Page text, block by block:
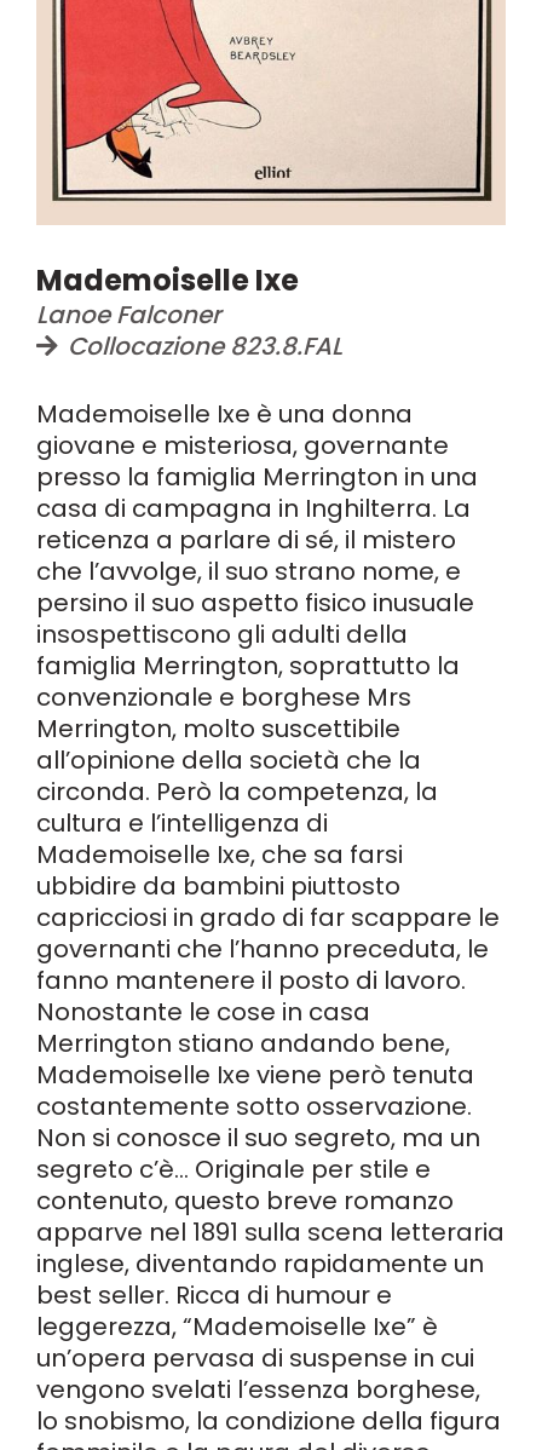
Mademoiselle Ixe
Lanoe Falconer
Collocazione 823.8.FAL
Mademoiselle Ixe è una donna
giovane e misteriosa, governante
presso la famiglia Merrington in una
casa di campagna in Inghilterra. La
reticenza a parlare di sé, il mistero
che l’avvolge, il suo strano nome, e
persino il suo aspetto fisico inusuale
insospettiscono gli adulti della
famiglia Merrington, soprattutto la
convenzionale e borghese Mrs
Merrington, molto suscettibile
all’opinione della società che la
circonda. Però la competenza, la
cultura e l’intelligenza di
Mademoiselle Ixe, che sa farsi
ubbidire da bambini piuttosto
capricciosi in grado di far scappare le
governanti che l’hanno preceduta, le
fanno mantenere il posto di lavoro.
Nonostante le cose in casa
Merrington stiano andando bene,
Mademoiselle Ixe viene però tenuta
costantemente sotto osservazione.
Non si conosce il suo segreto, ma un
segreto c’è… Originale per stile e
contenuto, questo breve romanzo
apparve nel 1891 sulla scena letteraria
inglese, diventando rapidamente un
best seller. Ricca di humour e
leggerezza, “Mademoiselle Ixe” è
un’opera pervasa di suspense in cui
vengono svelati l’essenza borghese,
lo snobismo, la condizione della figura